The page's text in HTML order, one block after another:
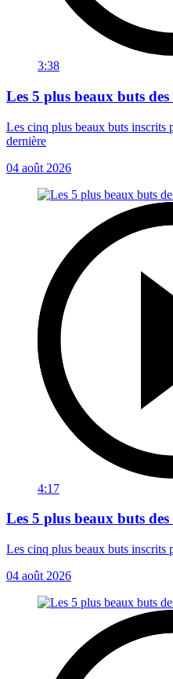
3:38
Les 5 plus beaux buts
Les cinq plus beaux buts inscrits
dernière
04 août 2026
4:17
Les 5 plus beaux buts
Les cinq plus beaux buts inscrits
04 août 2026